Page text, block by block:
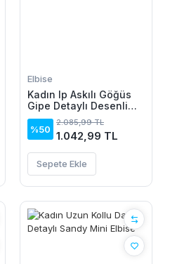
Elbise
Kadın Ip Askılı Göğüs
Gipe Detaylı Desenli
Uzun Süprem Elbise
%50
2.085,99 TL
1.042,99 TL
Sepete Ekle